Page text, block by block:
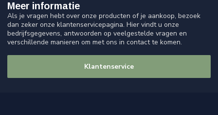
Meer informatie
Als je vragen hebt over onze producten of je aankoop, bezoek
dan zeker onze klantenservicepagina. Hier vindt u onze
bedrijfsgegevens, antwoorden op veelgestelde vragen en
verschillende manieren om met ons in contact te komen.
Klantenservice